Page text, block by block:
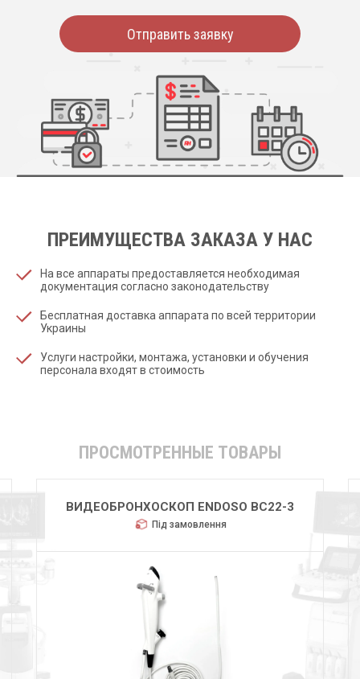
Отправить заявку
ПРЕИМУЩЕСТВА ЗАКАЗА У НАС
На все аппараты предоставляется необходимая
документация согласно законодательству
Бесплатная доставка аппарата по всей территории
Украины
Услуги настройки, монтажа, установки и обучения
персонала входят в стоимость
ПРОСМОТРЕННЫЕ ТОВАРЫ
ВИДЕОБРОНХОСКОП ENDOSO BC22-3
Під замовлення